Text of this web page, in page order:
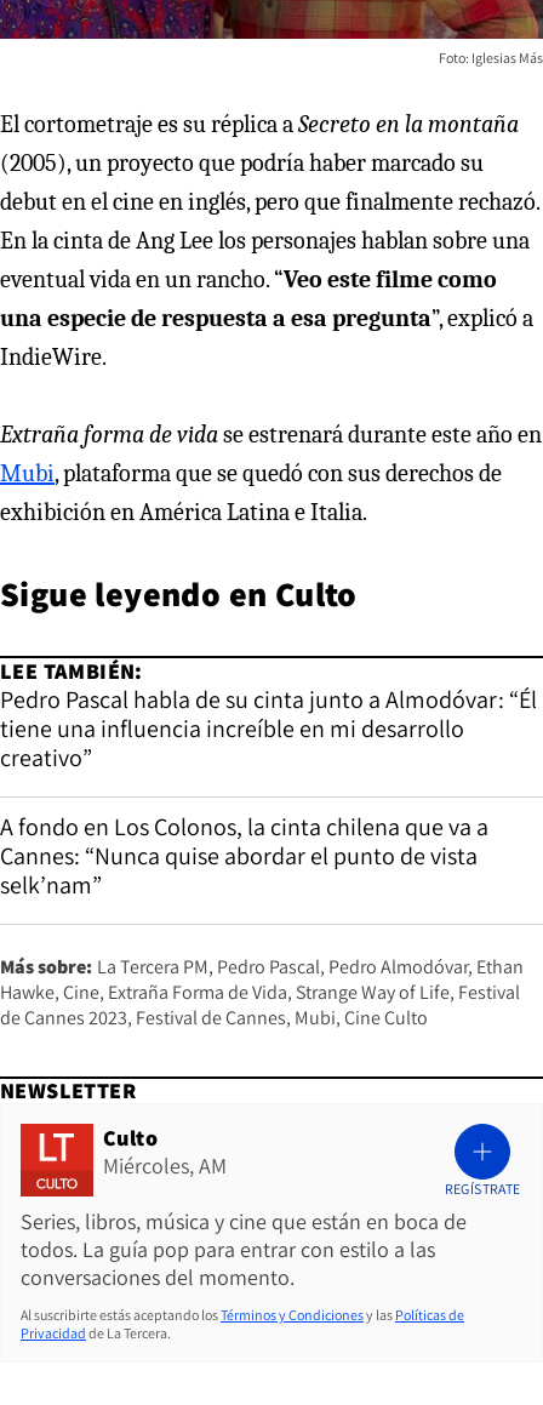
Foto: Iglesias Más
El cortometraje es su réplica aSecreto en la montaña
(2005), un proyecto que podría haber marcado su
debut en el cine en inglés, pero que finalmente rechazó.
En la cinta de Ang Lee los personajes hablan sobre una
eventual vida en un rancho. “Veo este filme como
una especie de respuesta a esa pregunta”, explicó a
IndieWire.
Extraña forma de vidase estrenará durante este año en
Mubi, plataforma que se quedó con sus derechos de
exhibición en América Latina e Italia.
Sigue leyendo en Culto
LEE TAMBIÉN:
Pedro Pascal habla de su cinta junto a Almodóvar: “Él
tiene una influencia increíble en mi desarrollo
creativo”
A fondo en Los Colonos, la cinta chilena que va a
Cannes: “Nunca quise abordar el punto de vista
selk’nam”
Más sobre: La Tercera PM Pedro Pascal Pedro Almodóvar Ethan
Hawke Cine Extraña Forma de Vida Strange Way of Life Festival
de Cannes 2023 Festival de Cannes Mubi Cine Culto
NEWSLETTER
Culto
Miércoles, AM
Series, libros, música y cine que están en boca de
todos. La guía pop para entrar con estilo a las
conversaciones del momento.
REGÍSTRATE
Al suscribirte estás aceptando losTérminos y Condicionesy las Políticas de
Privacidad de La Tercera.